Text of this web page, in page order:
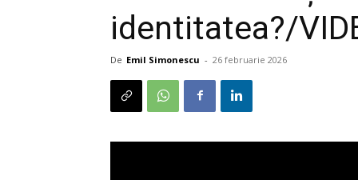
identitatea?/
De Emil Simonescu - 26 februarie 2026